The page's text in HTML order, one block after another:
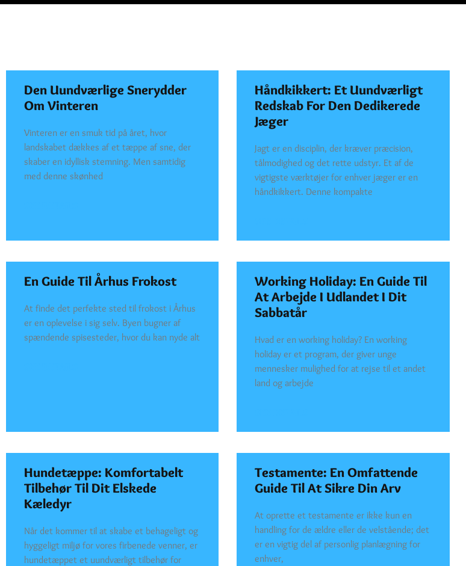
Den Uundværlige Snerydder
Om Vinteren
Vinteren er en smuk tid på året, hvor
landskabet dækkes af et tæppe af sne, der
skaber en idyllisk stemning. Men samtidig
med denne skønhed
Håndkikkert: Et Uundværligt
Redskab For Den Dedikerede
Jæger
Jagt er en disciplin, der kræver præcision,
tålmodighed og det rette udstyr. Et af de
vigtigste værktøjer for enhver jæger er en
håndkikkert. Denne kompakte
En Guide Til Århus Frokost
At finde det perfekte sted til frokost i Århus
er en oplevelse i sig selv. Byen bugner af
spændende spisesteder, hvor du kan nyde alt
Working Holiday: En Guide Til
At Arbejde I Udlandet I Dit
Sabbatår
Hvad er en working holiday? En working
holiday er et program, der giver unge
mennesker mulighed for at rejse til et andet
land og arbejde
Hundetæppe: Komfortabelt
Tilbehør Til Dit Elskede
Kæledyr
Når det kommer til at skabe et behageligt og
hyggeligt miljø for vores firbenede venner, er
hundetæppet et uundværligt tilbehør for
Testamente: En Omfattende
Guide Til At Sikre Din Arv
At oprette et testamente er ikke kun en
handling for de ældre eller de velstående; det
er en vigtig del af personlig planlægning for
enhver,